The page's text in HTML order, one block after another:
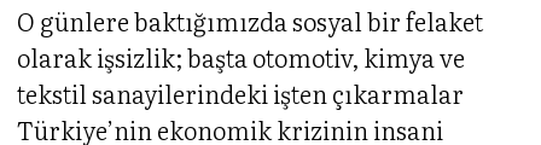
O günlere baktığımızda sosyal bir felaket
olarak işsizlik; başta otomotiv, kimya ve
tekstil sanayilerindeki işten çıkarmalar
Türkiye’nin ekonomik krizinin insani